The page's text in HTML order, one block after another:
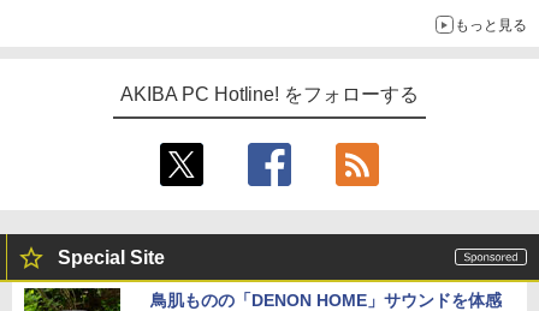
もっと見る
AKIBA PC Hotline! をフォローする
Special Site
鳥肌ものの「DENON HOME」サウンドを体感